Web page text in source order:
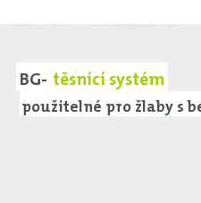
BG- těsnící systém
použitelné pro žlaby s